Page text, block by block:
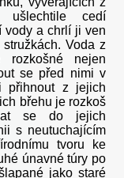
ušlechtile cedí
vody a chrlí ji ven
Voda z
rozkošné nejen
se před nimi v
přihnout z jejich
břehu je rozkoš
se do jejich
s neutuchajícím
tvoru ke
únavné túry po
jako staré